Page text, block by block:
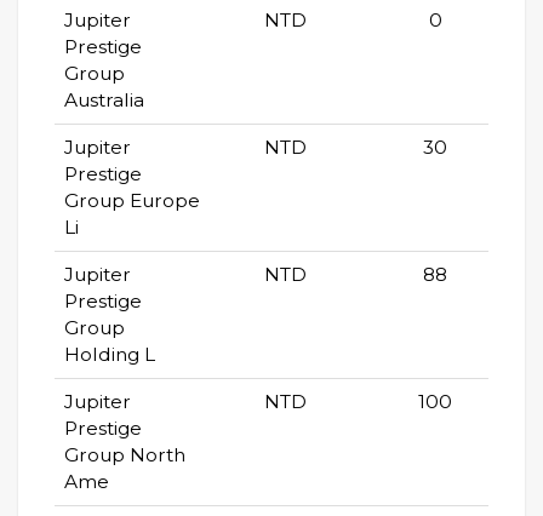
Jupiter
Prestige
Group
Australia
NTD 0
Jupiter
Prestige
Group Europe
Li
NTD 30
Jupiter
Prestige
Group
Holding L
NTD 88
Jupiter
Prestige
Group North
Ame
NTD 100